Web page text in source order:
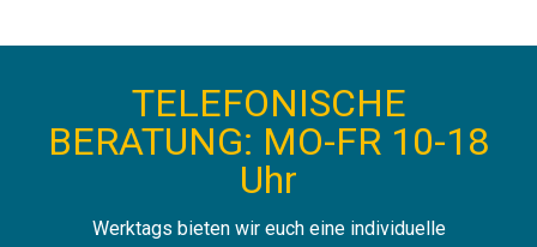
TELEFONISCHE
BERATUNG: MO-FR 10-18
Uhr
Werktags bieten wir euch eine individuelle